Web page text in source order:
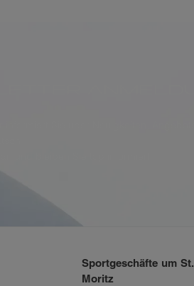
Sportgeschäfte um St.
Moritz